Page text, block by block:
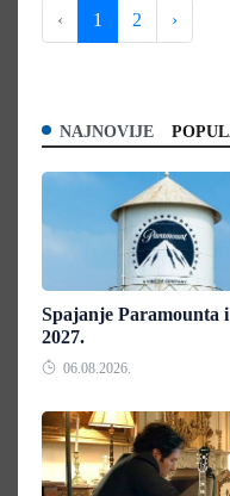
‹ 1 2 ›
NAJNOVIJE
Spajanje Paramounta
2027.
06.08.2026.